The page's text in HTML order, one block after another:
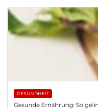
GESUNDHEIT
Gesunde Ernährung: So